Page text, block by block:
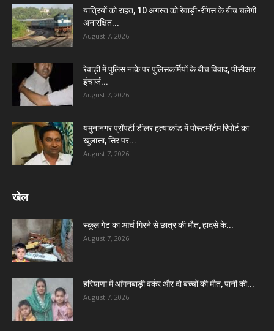
यात्रियों को राहत, 10 अगस्त को रेवाड़ी-रींगस के बीच चलेगी
अनारक्षित...
August 7, 2026
रेवाड़ी में पुलिस नाके पर पुलिसकर्मियों के बीच विवाद, पीसीआर
इंचार्ज...
August 7, 2026
यमुनानगर प्रॉपर्टी डीलर हत्याकांड में पोस्टमॉर्टम रिपोर्ट का
खुलासा, सिर पर...
August 7, 2026
खेल
स्कूल गेट का आर्च गिरने से छात्र की मौत, हादसे के...
August 7, 2026
हरियाणा में आंगनबाड़ी वर्कर और दो बच्चों की मौत, पानी की...
August 7, 2026